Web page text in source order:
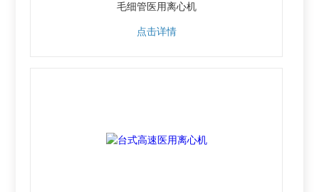
毛细管医用离心机
点击详情